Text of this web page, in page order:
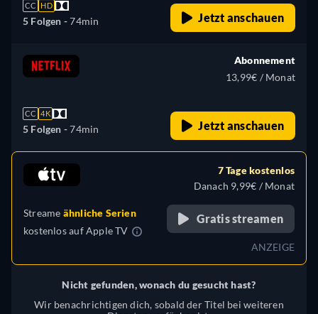
CC HD
5 Folgen -74min Jetzt anschauen
CC 4K
5 Folgen -74min
Abonnement
13,99€ / Monat
Jetzt anschauen
Streame ähnliche Serien
kostenlos aufApple TV
7 Tage kostenlos
Danach 9,99€ / Monat
Gratis streamen
ANZEIGE
Nicht gefunden, wonach du gesucht hast?
Wir benachrichtigen dich, sobald der Titel bei weiteren